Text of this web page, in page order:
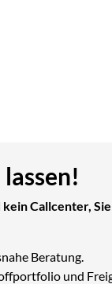
kein Callcenter,
Beratung.
und